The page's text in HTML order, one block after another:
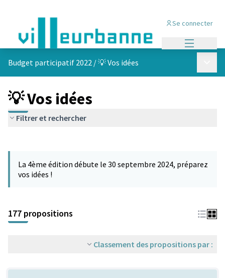
Se connecter
Budget participatif 2022 /💡 Vos idées
💡 Vos idées
Filtrer et rechercher
−
La 4ème édition débute le 30 septembre 2024, préparez
vos idées !
177 propositions
Classement des propositions par :